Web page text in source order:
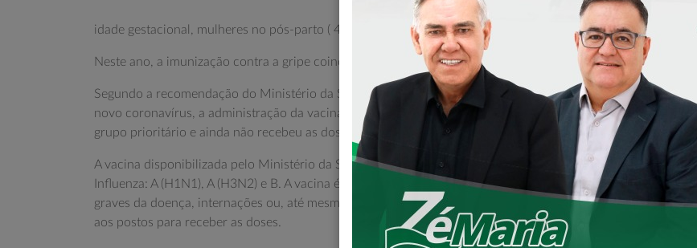
11 meses e 29 dias), grávidas em qualquer
idade gestacional, mulheres no pós-parto ( 45 dias) e trabalhadores de saúde.
Neste ano, a imunização contra a gripe coincidirá com a vacinação contra a Covid-19.
Segundo a recomendação do Ministério da Saúde, devido à gravidade das complicações provocadas pelo
novo coronavírus, a administração da vacina contra a Covid-19 deve ser priorizada em quem faz parte do
grupo prioritário e ainda não recebeu as doses.
A vacina disponibilizada pelo Ministério da Saúde é trivalente, ou seja, protege contra três tipos de
Influenza: A (H1N1), A (H3N2) e B. A vacina é segura e reduz as complicações que podem levar aos casos
graves da doença, internações ou, até mesmo, óbitos. Por isso, é preciso que o público-alvo compareça
aos postos para receber as doses.